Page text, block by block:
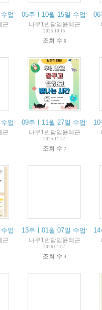
업안내 / 08 octobre résumé du
근
05주ㅣ10월 15일 수업안
나무1반담임윤혜근
2025.10.15
조회 수 6
06
업안내 / 19 novembre résumé
근
09주ㅣ11월 27일 수업안
나무1반담임윤혜근
2025.11.27
조회 수 7
업안내 / 17 décembre résumé
근
13주ㅣ01월 07일 수업안내
나무1반담임윤혜근
2026.01.07
조회 수 4